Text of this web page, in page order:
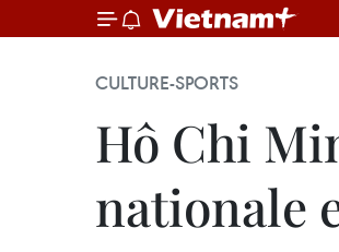
CULTURE-SPORTS
Hô Chi
nationale